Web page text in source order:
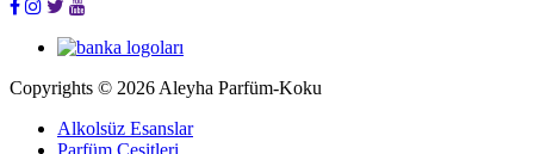
Copyrights © 2026 Aleyha Parfüm-Koku
Alkolsüz Esanslar
Parfüm Çeşitleri